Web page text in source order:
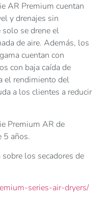
AR Premium cuentan
y drenajes sin
solo se drene el
de aire. Además, los
cuentan con
con baja caída de
el rendimiento del
a los clientes a reducir
Premium AR de
5 años.
los secadores de
series-air-dryers/